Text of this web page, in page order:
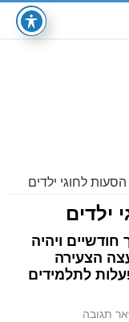
לחוגי ילדים
ילדים
ויהיה
הצעירה
לתלמידים
תגובה